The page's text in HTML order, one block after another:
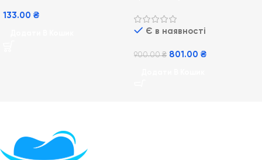
133.00 ₴
Ванільний
Є в наявності
900.00₴ 801.00 ₴